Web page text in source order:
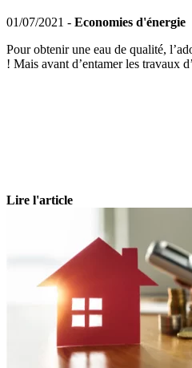
01/07/2021 - Economies d'énergie
Pour obtenir une eau de qualité,
! Mais avant d’entamer les travaux
Lire l'article